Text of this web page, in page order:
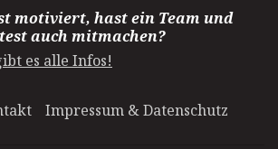
motiviert, hast ein Team und
auch mitmachen?
es alle Infos!
Impressum & Datenschutz